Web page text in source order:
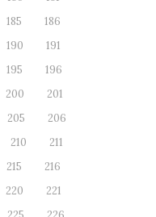
185
186
190
191
195
196
200
201
205
206
210
211
215
216
220
221